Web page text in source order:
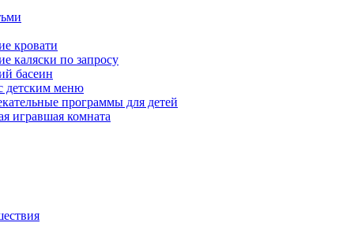
кровати
каляски по запросу
басеин
детским меню
программы для детей
игравшая комната